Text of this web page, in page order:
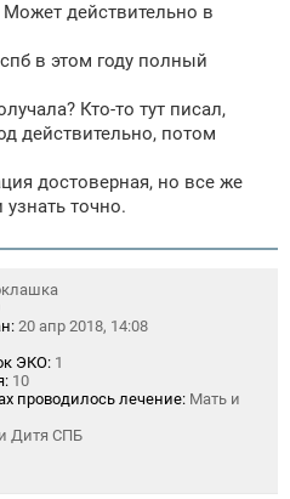
действительно в
в этом году полный
Кто-то тут писал,
действительно, потом
достоверная, но все же
точно.
20 апр 2018, 14:08
ЭКО: 1
10
проводилось лечение: Мать и
Дитя СПБ